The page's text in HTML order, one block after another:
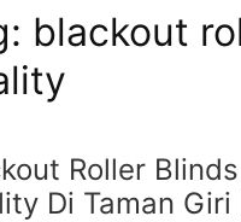
blackout
Roller
Di Taman Giri